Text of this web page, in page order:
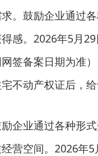
。鼓励企业通过
感。2026年5月
签备案日期为准
不动产权证后，给
企业通过各种形
营空间。2026年